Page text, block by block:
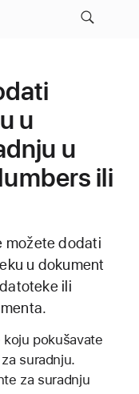
u
u
ili
možete dodati
u dokument
ili
pokušavate
suradnju.
za suradnju